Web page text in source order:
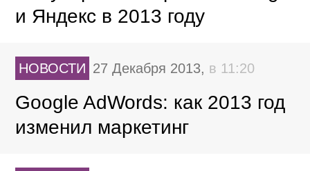
и Яндекс в 2013 году
НОВОСТИ 27 Декабря 2013, в 11:20
Google AdWords: как 2013 год
изменил маркетинг